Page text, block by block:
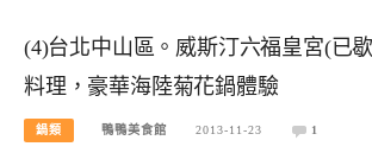
(4)台北中山區。威斯汀六福皇宮(已
料理，豪華海陸菊花鍋體驗
鍋類 鴨鴨美食館 2013-11-23 1